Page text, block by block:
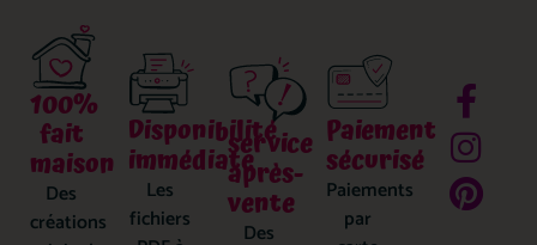
100%
fait
maison
Des
créations
Disponibilité
immédiate
Les
fichiers
service
après-
vente
Des
Paiement
sécurisé
Paiements
par